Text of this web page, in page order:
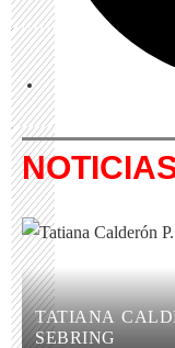
TATIANA
SEBRING